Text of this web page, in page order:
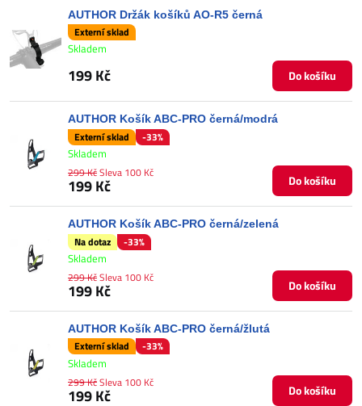
AUTHOR Držák košíků AO-R5 černá
Externí sklad
Skladem
199 Kč Do košíku
AUTHOR Košík ABC-PRO černá/modrá
Externí sklad -33%
Skladem
199 Kč
299 KčSleva 100 Kč Do košíku
AUTHOR Košík ABC-PRO černá/zelená
Na dotaz -33%
Skladem
199 Kč
299 KčSleva 100 Kč Do košíku
AUTHOR Košík ABC-PRO černá/žlutá
Externí sklad -33%
Skladem
199 Kč
299 KčSleva 100 Kč Do košíku